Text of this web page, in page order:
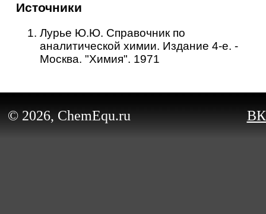
Источники
Лурье Ю.Ю. Справочник по
аналитической химии. Издание 4-е. -
Москва. "Химия". 1971
© 2026, ChemEqu.ru